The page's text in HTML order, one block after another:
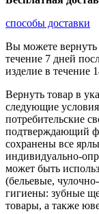
способы доставки
Вы можете вернуть
течение 7 дней
изделие в течение
Вернуть товар в
следующие
потребительские
подтверждающий
сохранены все
индивидуально-
может быть
(бельевые,
гигиены: зубные
товары, а также